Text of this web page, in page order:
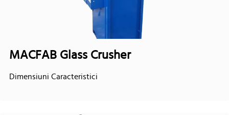
MACFAB Glass Crusher
Dimensiuni Caracteristici